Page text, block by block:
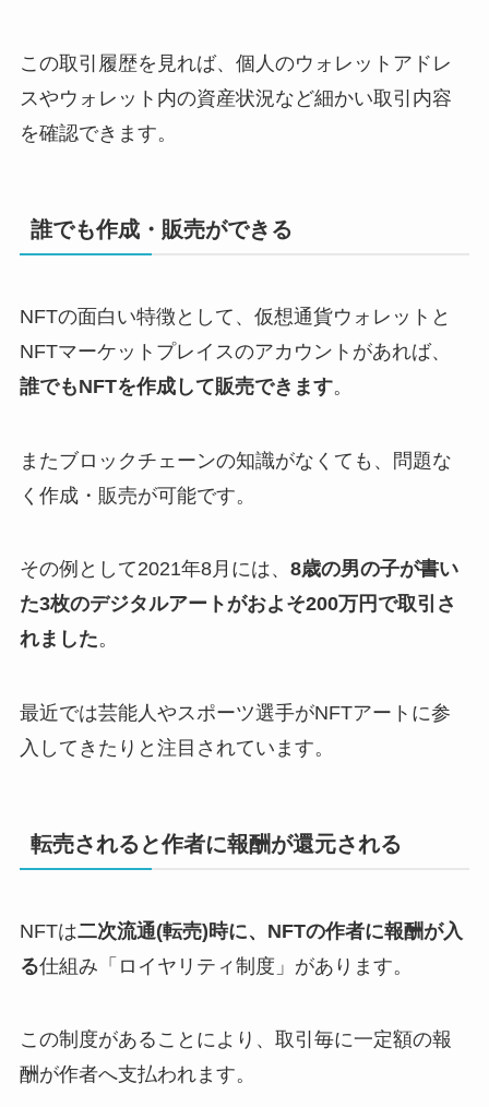
この取引履歴を見れば、個人のウォレットアドレ
スやウォレット内の資産状況など細かい取引内容
を確認できます。
誰でも作成・販売ができる
NFTの面白い特徴として、仮想通貨ウォレットと
NFTマーケットプレイスのアカウントがあれば、
誰でもNFTを作成して販売できます。
またブロックチェーンの知識がなくても、問題な
く作成・販売が可能です。
その例として2021年8月には、 8歳の男の子が書い
た3枚のデジタルアートがおよそ200万円で取引さ
れました。
最近では芸能人やスポーツ選手がNFTアートに参
入してきたりと注目されています。
転売されると作者に報酬が還元される
NFTは二次流通(転売)時に、NFTの作者に報酬が入
る仕組み「ロイヤリティ制度」があります。
この制度があることにより、取引毎に一定額の報
酬が作者へ支払われます。